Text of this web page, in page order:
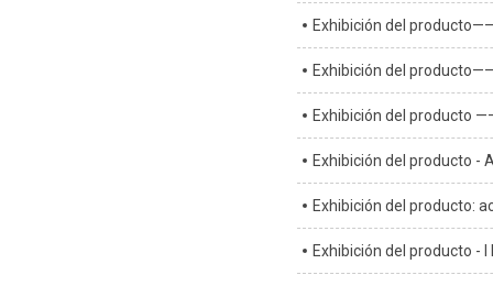
Exhibición del
Exhibición del
Exhibición del producto
Exhibición del producto -
Exhibición del producto:
Exhibición del producto - I